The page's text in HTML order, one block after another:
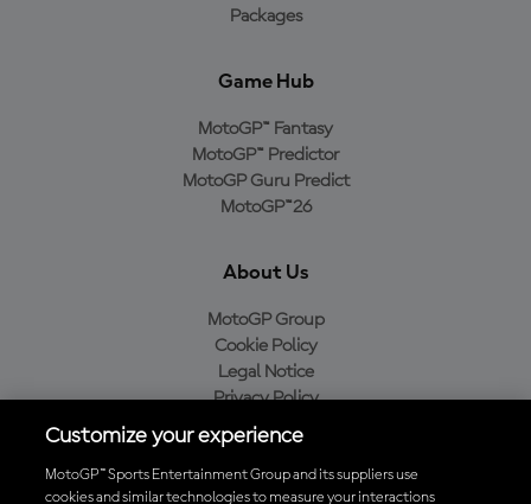
Packages
Game Hub
MotoGP™ Fantasy
MotoGP™ Predictor
MotoGP Guru Predict
MotoGP™26
About Us
MotoGP Group
Cookie Policy
Legal Notice
Privacy Policy
Purchase Policy
Customize your experience
MotoGP™ Sports Entertainment Group and its suppliers use
cookies and similar technologies to measure your interactions